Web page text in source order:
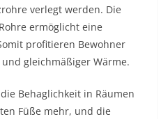
verlegt werden. Die
ermöglicht eine
profitieren Bewohner
gleichmäßiger Wärme.
Behaglichkeit in Räumen
Füße mehr, und die